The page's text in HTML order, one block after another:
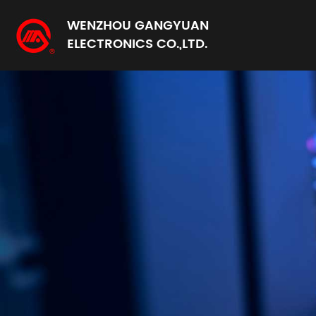
WENZHOU GANGYUAN
ELECTRONICS CO.,LTD.